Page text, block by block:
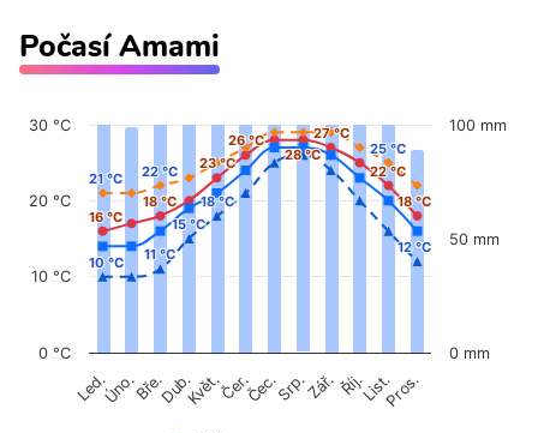
Počasí Amami
16 °C
16 °C
18 °C
18 °C
23 °C
23 °C
26 °C
26 °C
28 °C
28 °C
27 °C
27 °C
22 °C
22 °C
18 °C
18 °C
21 °C
21 °C 22 °C
22 °C
25 °C
25 °C
10 °C
10 °C 11 °C
11 °C
15 °C
15 °C
18 °C
18 °C
12 °C
12 °C
Led.Úno.Bře.Dub.Květ.Čer.Čec.Srp.Zář. Říj.List.Pros.
10 °C
20 °C
30 °C
0 °C 0 mm
50 mm
100 mm